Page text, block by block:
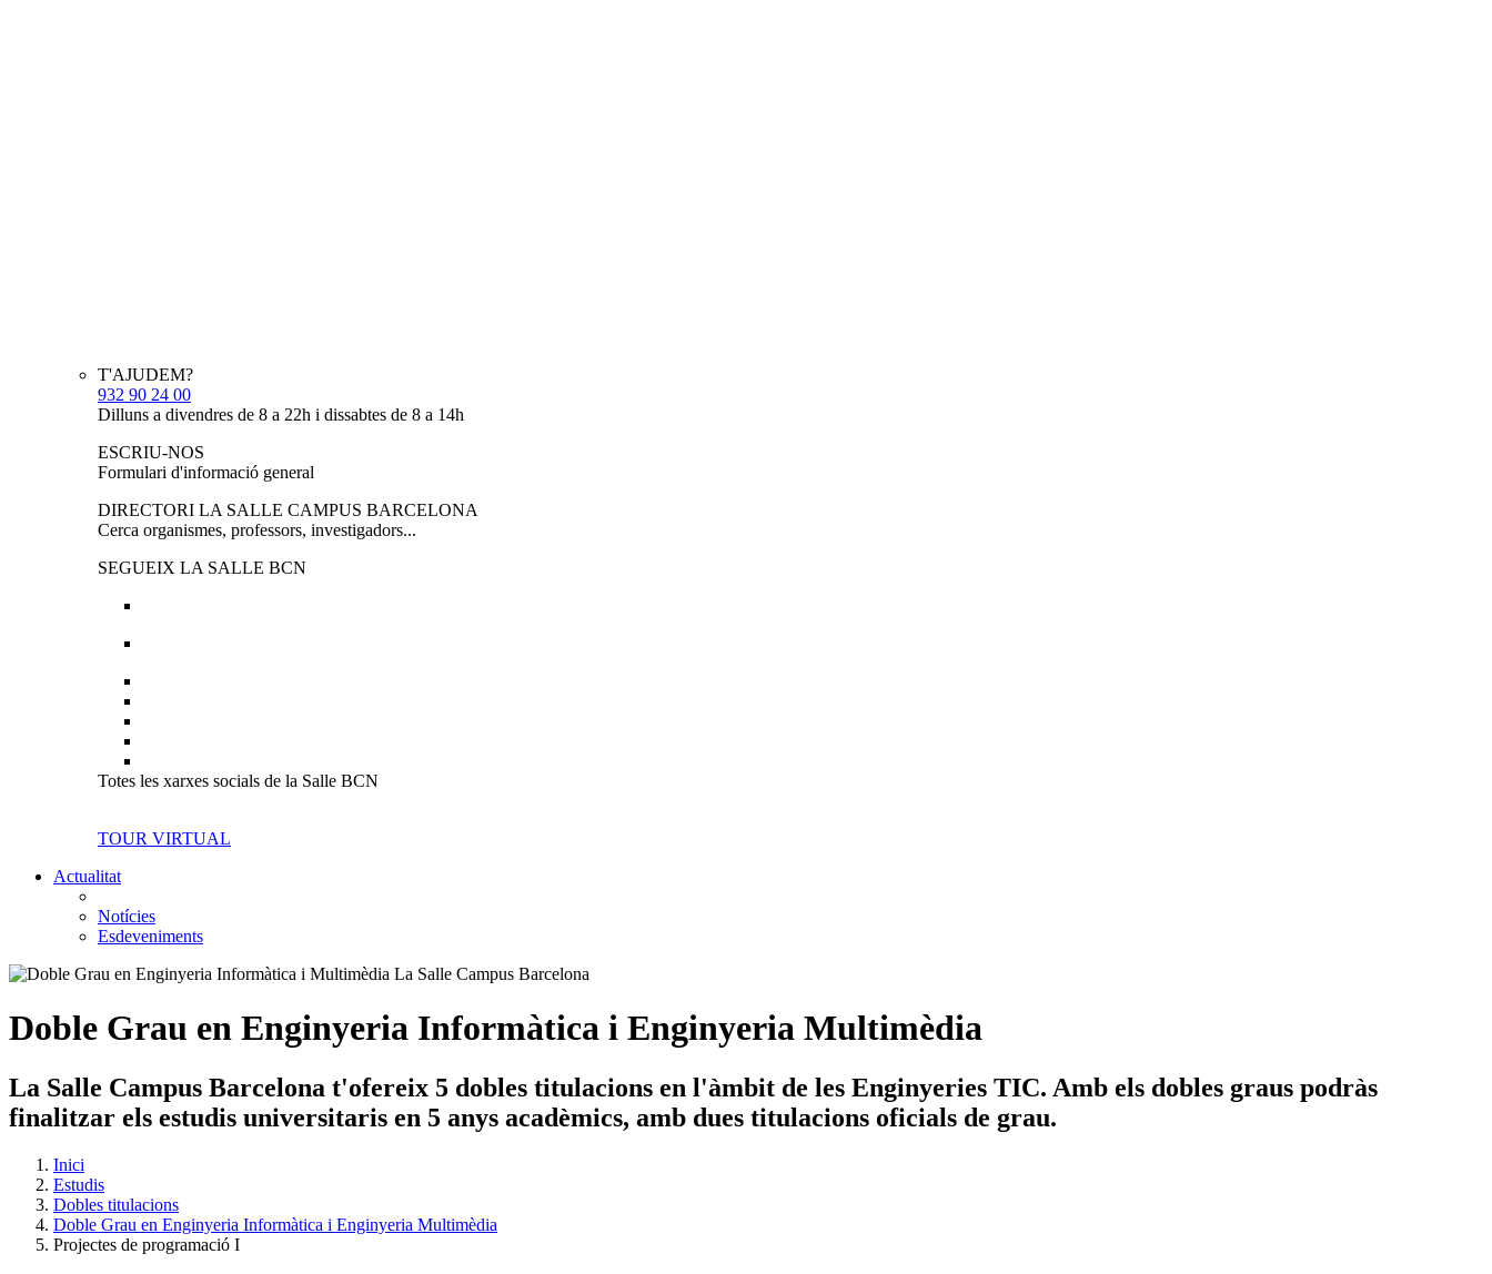
T'AJUDEM?
932 90 24 00
Dilluns a divendres de 8 a 22h i dissabtes de 8 a 14h
ESCRIU-NOS
Formulari d'informació general
DIRECTORI LA SALLE CAMPUS BARCELONA
Cerca organismes, professors, investigadors...
SEGUEIX LA SALLE BCN
Totes les xarxes socials de la Salle BCN
TOUR VIRTUAL
Actualitat
Notícies
Esdeveniments
Doble Grau en Enginyeria Informàtica i Enginyeria Multimèdia
La Salle Campus Barcelona t'ofereix 5 dobles titulacions en l'àmbit de les Enginyeries TIC. Amb els dobles graus podràs
finalitzar els estudis universitaris en 5 anys acadèmics, amb dues titulacions oficials de grau.
Inici
Estudis
Dobles titulacions
Doble Grau en Enginyeria Informàtica i Enginyeria Multimèdia
Projectes de programació I